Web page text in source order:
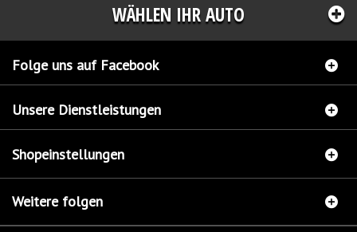
WÄHLEN IHR AUTO
Folge uns auf Facebook
Unsere Dienstleistungen
Shopeinstellungen
Weitere folgen